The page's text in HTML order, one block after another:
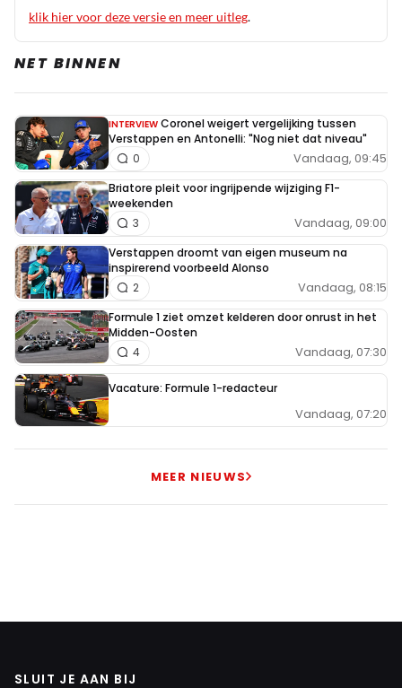
klik hier voor deze versie en meer uitleg.
NET BINNEN
INTERVIEW Coronel weigert vergelijking tussen
Verstappen en Antonelli: "Nog niet dat niveau"
Vandaag, 09:45
0
Briatore pleit voor ingrijpende wijziging F1-
weekenden
Vandaag, 09:00
3
Verstappen droomt van eigen museum na
inspirerend voorbeeld Alonso
Vandaag, 08:15
2
Formule 1 ziet omzet kelderen door onrust in het
Midden-Oosten
Vandaag, 07:30
4
Vacature: Formule 1-redacteur
Vandaag, 07:20
MEER NIEUWS
SLUIT JE AAN BIJ